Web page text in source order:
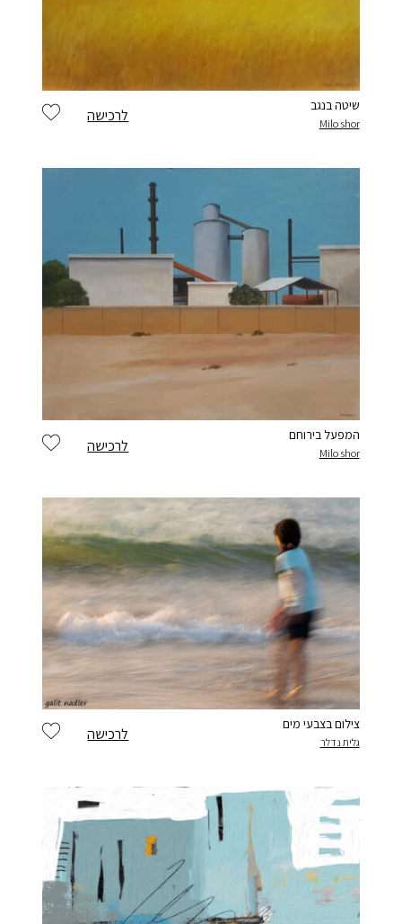
לרכישה
שיטה בנגב
Milo shor
לרכישה
המפעל בירוחם
Milo shor
לרכישה
צילום בצבעי מים
גלית נדלר
מסכים
אני פחות רוצה לקבל עדכונים, תודה
הרשמה
יש לי חשבון